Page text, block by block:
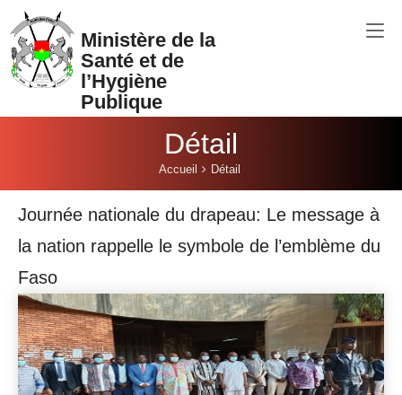
Aller au contenu principal
Ministère de la
Santé et de
l’Hygiène
Publique
Détail
Accueil Détail
Journée nationale du drapeau: Le message à
la nation rappelle le symbole de l’emblème du
Faso